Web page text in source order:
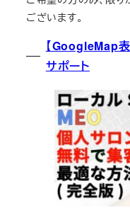
ございます。
【GoogleMap
サポート